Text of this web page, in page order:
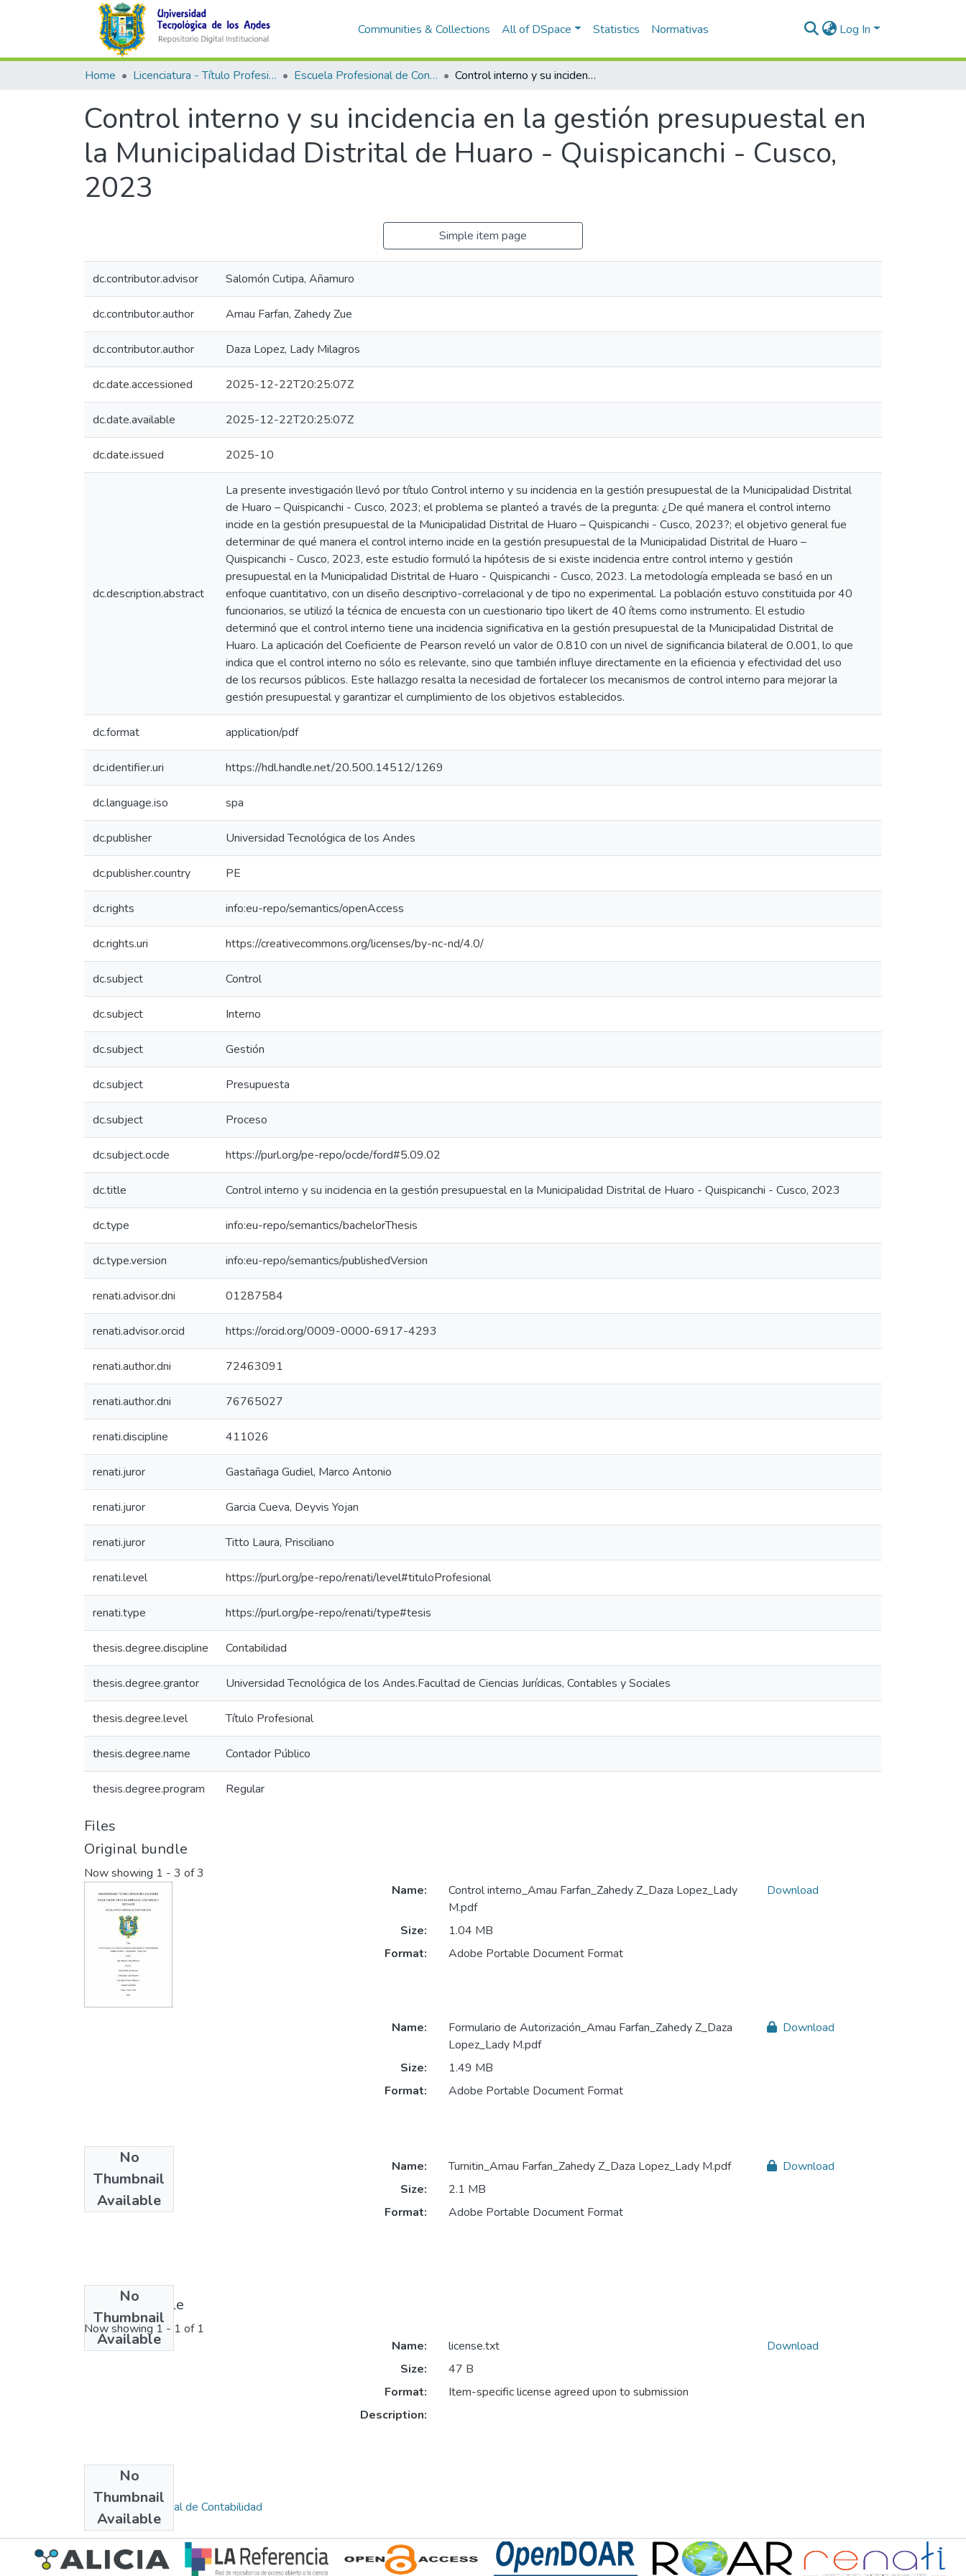
Communities & Collections All of DSpace Statistics Normativas Log In
Home Licenciatura - Título Profesional Escuela Profesional de Contabilidad Control interno y su incidencia en la gestión presupuestal en la Municipalidad Distrital de Huaro - Quispicanchi - Cusco, 2023
Control interno y su incidencia en la gestión presupuestal en
la Municipalidad Distrital de Huaro - Quispicanchi - Cusco,
2023
Simple item page
dc.contributor.advisor Salomón Cutipa, Añamuro
dc.contributor.author Amau Farfan, Zahedy Zue
dc.contributor.author Daza Lopez, Lady Milagros
dc.date.accessioned 2025-12-22T20:25:07Z
dc.date.available 2025-12-22T20:25:07Z
dc.date.issued 2025-10
dc.description.abstract
La presente investigación llevó por título Control interno y su incidencia en la gestión presupuestal de la Municipalidad Distrital
de Huaro – Quispicanchi - Cusco, 2023; el problema se planteó a través de la pregunta: ¿De qué manera el control interno
incide en la gestión presupuestal de la Municipalidad Distrital de Huaro – Quispicanchi - Cusco, 2023?; el objetivo general fue
determinar de qué manera el control interno incide en la gestión presupuestal de la Municipalidad Distrital de Huaro –
Quispicanchi - Cusco, 2023, este estudio formuló la hipótesis de si existe incidencia entre control interno y gestión
presupuestal en la Municipalidad Distrital de Huaro - Quispicanchi - Cusco, 2023. La metodología empleada se basó en un
enfoque cuantitativo, con un diseño descriptivo-correlacional y de tipo no experimental. La población estuvo constituida por 40
funcionarios, se utilizó la técnica de encuesta con un cuestionario tipo likert de 40 ítems como instrumento. El estudio
determinó que el control interno tiene una incidencia significativa en la gestión presupuestal de la Municipalidad Distrital de
Huaro. La aplicación del Coeficiente de Pearson reveló un valor de 0.810 con un nivel de significancia bilateral de 0.001, lo que
indica que el control interno no sólo es relevante, sino que también influye directamente en la eficiencia y efectividad del uso
de los recursos públicos. Este hallazgo resalta la necesidad de fortalecer los mecanismos de control interno para mejorar la
gestión presupuestal y garantizar el cumplimiento de los objetivos establecidos.
dc.format application/pdf
dc.identifier.uri https://hdl.handle.net/20.500.14512/1269
dc.language.iso spa
dc.publisher Universidad Tecnológica de los Andes
dc.publisher.country PE
dc.rights info:eu-repo/semantics/openAccess
dc.rights.uri https://creativecommons.org/licenses/by-nc-nd/4.0/
dc.subject Control
dc.subject Interno
dc.subject Gestión
dc.subject Presupuesta
dc.subject Proceso
dc.subject.ocde https://purl.org/pe-repo/ocde/ford#5.09.02
dc.title Control interno y su incidencia en la gestión presupuestal en la Municipalidad Distrital de Huaro - Quispicanchi - Cusco, 2023
dc.type info:eu-repo/semantics/bachelorThesis
dc.type.version info:eu-repo/semantics/publishedVersion
renati.advisor.dni 01287584
renati.advisor.orcid https://orcid.org/0009-0000-6917-4293
renati.author.dni 72463091
renati.author.dni 76765027
renati.discipline 411026
renati.juror Gastañaga Gudiel, Marco Antonio
renati.juror Garcia Cueva, Deyvis Yojan
renati.juror Titto Laura, Prisciliano
renati.level https://purl.org/pe-repo/renati/level#tituloProfesional
renati.type https://purl.org/pe-repo/renati/type#tesis
thesis.degree.discipline Contabilidad
thesis.degree.grantor Universidad Tecnológica de los Andes.Facultad de Ciencias Jurídicas, Contables y Sociales
thesis.degree.level Título Profesional
thesis.degree.name Contador Público
thesis.degree.program Regular
Files
Original bundle
Now showing 1 - 3 of 3
Name:
Control interno_Amau Farfan_Zahedy Z_Daza Lopez_Lady
M.pdf
Size:
1.04 MB
Format:
Adobe Portable Document Format
Download
No
Thumbnail
Available
Name:
Formulario de Autorización_Amau Farfan_Zahedy Z_Daza
Lopez_Lady M.pdf
Size:
1.49 MB
Format:
Adobe Portable Document Format
Download
No
Thumbnail
Available
Name:
Turnitin_Amau Farfan_Zahedy Z_Daza Lopez_Lady M.pdf
Size:
2.1 MB
Format:
Adobe Portable Document Format
Download
License bundle
Now showing 1 - 1 of 1
No
Thumbnail
Available
Name:
license.txt
Size:
47 B
Format:
Item-specific license agreed upon to submission
Description:
Download
Collections
Escuela Profesional de Contabilidad